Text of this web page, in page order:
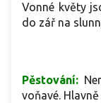
Vonné květy
do zář na
Pěstování:
voňavé.